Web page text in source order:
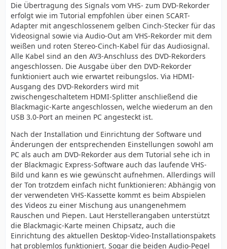
Die Übertragung des Signals vom VHS- zum DVD-Rekorder
erfolgt wie im Tutorial empfohlen über einen SCART-
Adapter mit angeschlossenem gelben Cinch-Stecker für das
Videosignal sowie via Audio-Out am VHS-Rekorder mit dem
weißen und roten Stereo-Cinch-Kabel für das Audiosignal.
Alle Kabel sind an den AV3-Anschluss des DVD-Rekorders
angeschlossen. Die Ausgabe über den DVD-Rekorder
funktioniert auch wie erwartet reibungslos. Via HDMI-
Ausgang des DVD-Rekorders wird mit
zwischengeschaltetem HDMI-Splitter anschließend die
Blackmagic-Karte angeschlossen, welche wiederum an den
USB 3.0-Port an meinen PC angesteckt ist.
Nach der Installation und Einrichtung der Software und
Änderungen der entsprechenden Einstellungen sowohl am
PC als auch am DVD-Rekorder aus dem Tutorial sehe ich in
der Blackmagic Express-Software auch das laufende VHS-
Bild und kann es wie gewünscht aufnehmen. Allerdings will
der Ton trotzdem einfach nicht funktionieren: Abhängig von
der verwendeten VHS-Kassette kommt es beim Abspielen
des Videos zu einer Mischung aus unangenehmem
Rauschen und Piepen. Laut Herstellerangaben unterstützt
die Blackmagic-Karte meinen Chipsatz, auch die
Einrichtung des aktuellen Desktop-Video-Installationspakets
hat problemlos funktioniert. Sogar die beiden Audio-Pegel